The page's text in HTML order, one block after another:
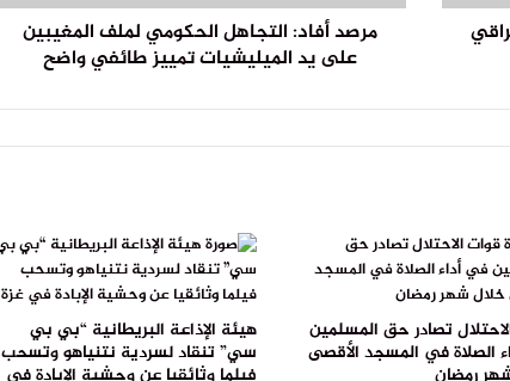
مرصد أفاد: التجاهل الحكومي لملف المغيبين
على يد الميليشيات تمييز طائفي واضح
تصادر حق المسلمين
الصلاة في المسجد الأقصى
هيئة الإذاعة البريطانية “بي بي
سي” تنقاد لسردية نتنياهو وتسحب